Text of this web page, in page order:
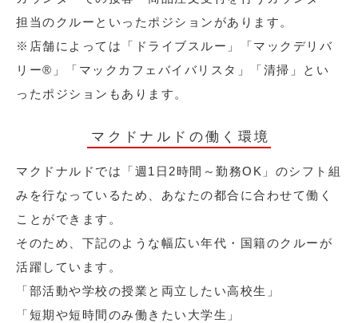
担当のクルーといったポジションがあります。
※店舗によっては「ドライブスルー」「マックデリバ
リー®︎」「マックカフェバイバリスタ」「清掃」とい
ったポジションもあります。
マクドナルドの働く環境
マクドナルドでは「週1日2時間～勤務OK」のシフト組
みを行なっているため、あなたの都合に合わせて働く
ことができます。
そのため、下記のような幅広い年代・国籍のクルーが
活躍しています。
「部活動や学校の授業と両立したい高校生」
「短期や短時間のみ働きたい大学生」